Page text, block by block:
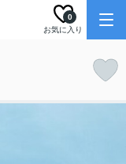
お気に入り
0